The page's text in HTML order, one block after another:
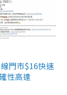
門市$16快速
性高達